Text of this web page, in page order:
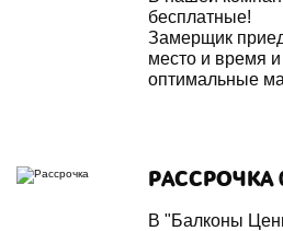
бесплатные!
Замерщик
место и время и
оптимальные
РАССРОЧКА
В "Балконы